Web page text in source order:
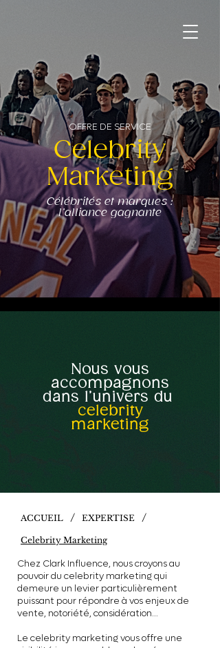
OFFRE DE SERVICE
Celebrity
Marketing
Célébrités et marques :
l’alliance gagnante
Nous vous
accompagnons
dans l’univers du
celebrity
marketing
ACCUEIL / EXPERTISE /
Celebrity Marketing
Chez Clark Influence, nous croyons au
pouvoir du celebrity marketing qui
demeure un levier particulièrement
puissant pour répondre à vos enjeux de
vente, notoriété, considération…
Le celebrity marketing vous offre une